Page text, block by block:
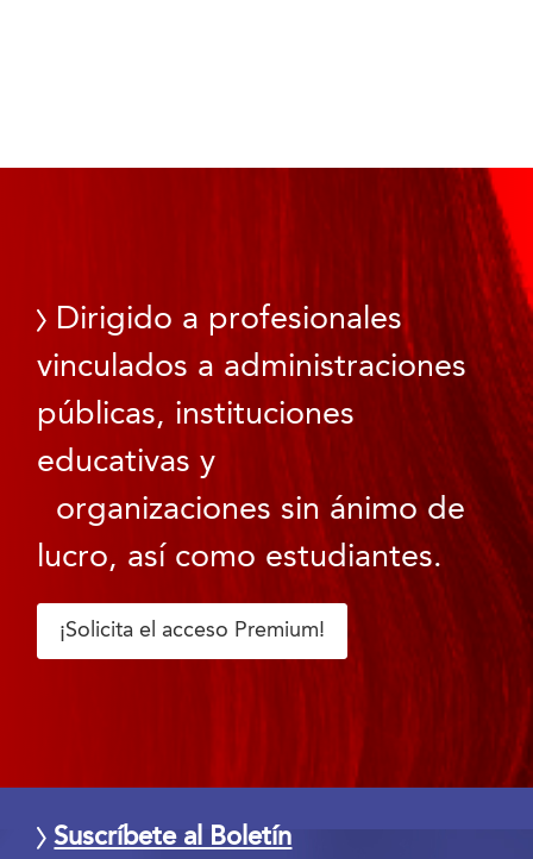
Dirigido a profesionales
vinculados a administraciones
públicas, instituciones
educativas y
organizaciones sin ánimo de
lucro, así como estudiantes.
¡Solicita el acceso Premium!
Suscríbete al Boletín